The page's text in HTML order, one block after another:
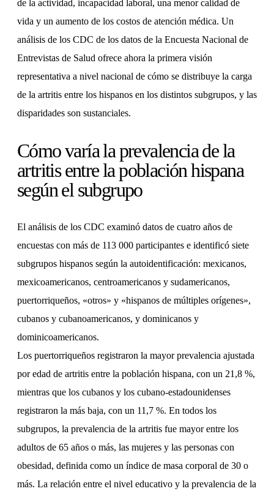
de la actividad, incapacidad laboral, una menor calidad de
vida y un aumento de los costos de atención médica. Un
análisis de los CDC de los datos de la Encuesta Nacional de
Entrevistas de Salud ofrece ahora la primera visión
representativa a nivel nacional de cómo se distribuye la carga
de la artritis entre los hispanos en los distintos subgrupos, y las
disparidades son sustanciales.
Cómo varía la prevalencia de la
artritis entre la población hispana
según el subgrupo
El análisis de los CDC examinó datos de cuatro años de
encuestas con más de 113 000 participantes e identificó siete
subgrupos hispanos según la autoidentificación: mexicanos,
mexicoamericanos, centroamericanos y sudamericanos,
puertorriqueños, «otros» y «hispanos de múltiples orígenes»,
cubanos y cubanoamericanos, y dominicanos y
dominicoamericanos.
Los puertorriqueños registraron la mayor prevalencia ajustada
por edad de artritis entre la población hispana, con un 21,8 %,
mientras que los cubanos y los cubano-estadounidenses
registraron la más baja, con un 11,7 %. En todos los
subgrupos, la prevalencia de la artritis fue mayor entre los
adultos de 65 años o más, las mujeres y las personas con
obesidad, definida como un índice de masa corporal de 30 o
más. La relación entre el nivel educativo y la prevalencia de la